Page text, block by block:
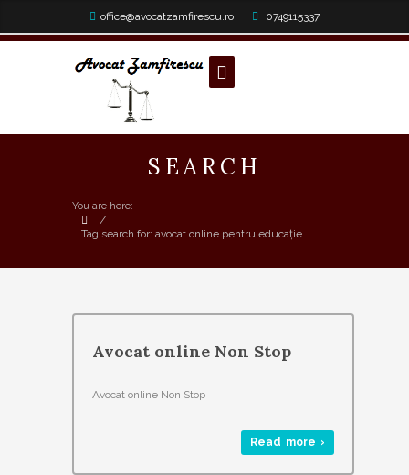
office@avocatzamfirescu.ro 0749115337
SEARCH
You are here:
/
Tag search for: avocat online pentru educație
Avocat online Non Stop
Avocat online Non Stop
Read more ›